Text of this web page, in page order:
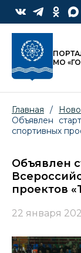
МО
Главная /
Объявлен
спортивных
Объявлен
проектов
22 января